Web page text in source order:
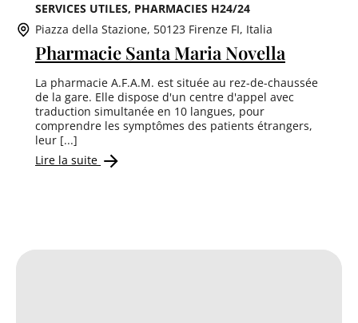
SERVICES UTILES PHARMACIES H24/24
Piazza della Stazione, 50123 Firenze FI, Italia
Pharmacie Santa Maria Novella
La pharmacie A.F.A.M. est située au rez-de-chaussée
de la gare. Elle dispose d'un centre d'appel avec
traduction simultanée en 10 langues, pour
comprendre les symptômes des patients étrangers,
leur [...]
Lire la suite